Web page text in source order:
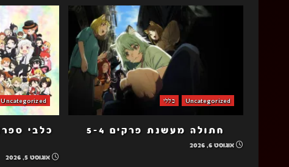
Uncategorized כללי
חתולה מעשנת פרקים 5-4
אוגוסט 6, 2026
Uncategorized
אוגוסט 5, 2026